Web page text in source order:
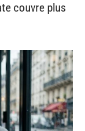
couvre plus